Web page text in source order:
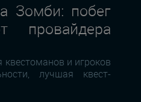
Зомби: побег
и игроков
лучшая квест-